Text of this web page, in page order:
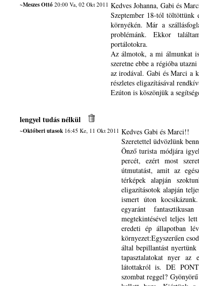
~Meszes Ottó20:00 Va, 02 Okt 2011 Kedves Johanna, Gabi és
Szeptember 18-tól töltöttünk
környékén. Már a
problémánk. Ekkor
portálotokra.
Az álmotok, a mi álmunkat
szeretne ebbe a régióba
az irodával. Gabi és Marci a
részletes eligazításával
Ezúton is köszönjük a
lengyel tudás nélkül
~Októberi utasok16:45 Ke, 11 Okt 2011 Kedves Gabi és Marci!!
Szeretettel üdvözlünk
Önző turista módjára
percét, ezért most
útmutatást, amit az
térképek alapján
eligazításotok alapján
ismert úton
egyaránt
megtekintésével teljes
eredeti ép állapotban
környezet:Egyszerűen
által bepillantást nyertünk
tapasztalatokat nyer az
látottakról is. DE
szombat reggel?